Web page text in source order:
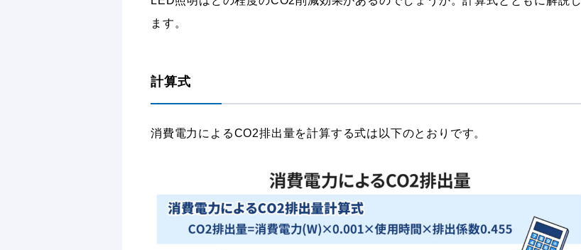
ます。
計算式
消費電力によるCO2排出量を計算する式は以下のとおりです。